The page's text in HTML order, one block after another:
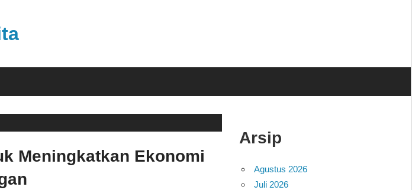
Meningkatkan Ekonomi
Arsip
Agustus 2026
Juli 2026